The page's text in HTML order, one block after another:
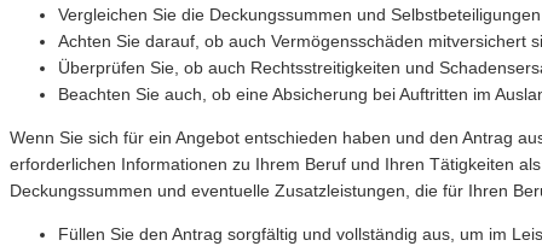
Vergleichen Sie die Deckungssummen und
Achten Sie darauf, ob auch Vermögensschäden mitversichert
Überprüfen Sie, ob auch Rechtsstreitigkeiten und
Beachten Sie auch, ob eine Absicherung bei Auftritten im
Wenn Sie sich für ein Angebot entschieden haben und den Antrag
erforderlichen Informationen zu Ihrem Beruf und Ihren Tätigkeiten
Deckungssummen und eventuelle Zusatzleistungen, die für Ihren
Füllen Sie den Antrag sorgfältig und vollständig aus, um im